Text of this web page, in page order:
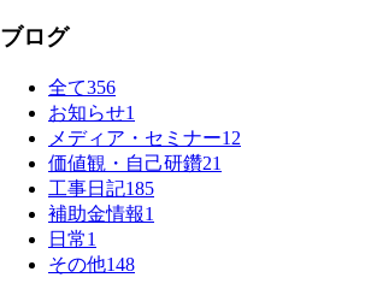
ブログ
全て356
お知らせ1
メディア・セミナー12
価値観・自己研鑽21
工事日記185
補助金情報1
日常1
その他148